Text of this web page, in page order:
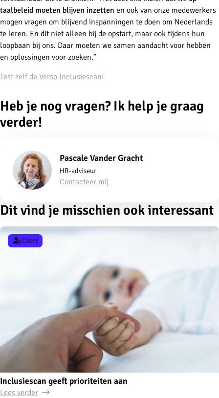
taalbeleid moeten blijven inzetten en ook van onze medewerkers
mogen vragen om blijvend inspanningen te doen om Nederlands
te leren. En dit niet alleen bij de opstart, maar ook tijdens hun
loopbaan bij ons. Daar moeten we samen aandacht voor hebben
en oplossingen voor zoeken.”
Test zelf de Verso Inclusiescan!
Heb je nog vragen? Ik help je graag
verder!
Pascale Vander Gracht
HR-adviseur
Contacteer mij
Dit vind je misschien ook interessant
Inclusiescan geeft prioriteiten aan
Cases
Lees verder